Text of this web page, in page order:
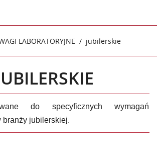
LABORATORYJNE jubilerskie
do specyficznych wymagań
branży jubilerskiej.